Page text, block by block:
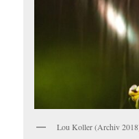
Lou Koller (Archiv